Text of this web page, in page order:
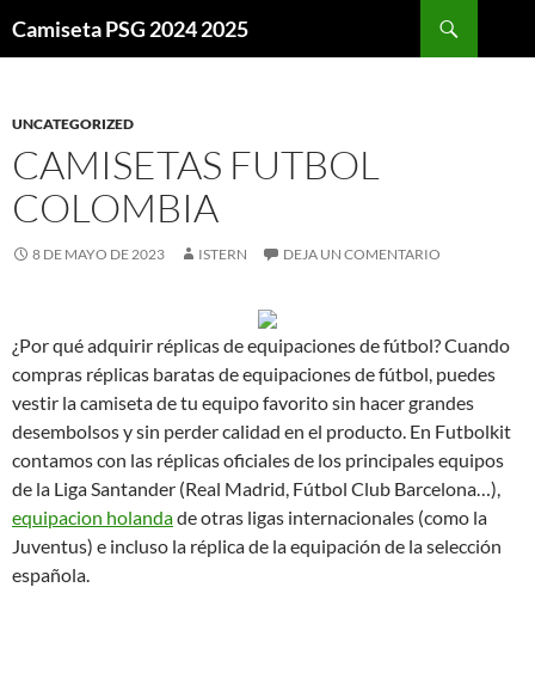
Camiseta PSG 2024 2025
UNCATEGORIZED
CAMISETAS FUTBOL
COLOMBIA
8 DE MAYO DE 2023 ISTERN DEJA UN COMENTARIO
¿Por qué adquirir réplicas de equipaciones de fútbol? Cuando
compras réplicas baratas de equipaciones de fútbol, puedes
vestir la camiseta de tu equipo favorito sin hacer grandes
desembolsos y sin perder calidad en el producto. En Futbolkit
contamos con las réplicas oficiales de los principales equipos
de la Liga Santander (Real Madrid, Fútbol Club Barcelona…),
equipacion holandade otras ligas internacionales (como la
Juventus) e incluso la réplica de la equipación de la selección
española.